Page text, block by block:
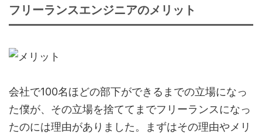
フリーランスエンジニアのメリット
会社で100名ほどの部下ができるまでの立場になっ
た僕が、その立場を捨ててまでフリーランスになっ
たのには理由がありました。まずはその理由やメリ